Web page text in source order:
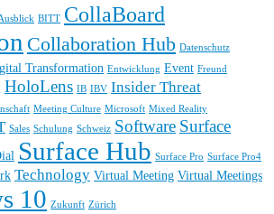
BITT CollaBoard
Collaboration Hub Datenschutz
Transformation Entwicklung Event Freund
HoloLens IB IBV Insider Threat
Meeting Culture Microsoft Mixed Reality
Sales Schulung Schweiz Software Surface
Surface Hub Surface Pro Surface Pro4
Technology Virtual Meeting Virtual Meetings
10 Zukunft Zürich